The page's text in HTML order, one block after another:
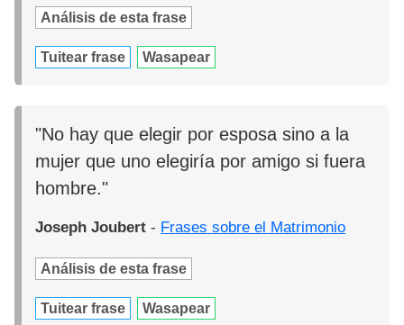
Análisis de esta frase
Tuitear frase Wasapear
"No hay que elegir por esposa sino a la
mujer que uno elegiría por amigo si fuera
hombre."
Joseph Joubert - Frases sobre el Matrimonio
Análisis de esta frase
Tuitear frase Wasapear